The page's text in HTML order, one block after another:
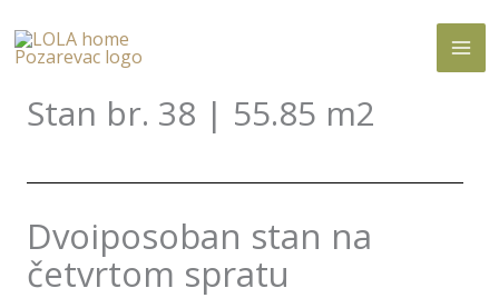
to
content
Dvoiposoban stan na
četvrtom spratu
Stan br. 38 | 55.85 m2